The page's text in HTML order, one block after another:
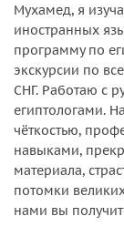
Мухамед, я
иностранных
программу по
экскурсии по
СНГ. Работаю с
египтологами.
чёткостью,
навыками,
материала,
потомки
нами вы